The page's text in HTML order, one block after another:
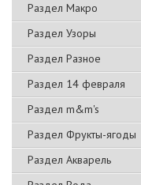
Раздел Макро
Раздел Узоры
Раздел Разное
Раздел 14 февраля
Раздел m&m's
Раздел Фрукты-ягоды
Раздел Акварель